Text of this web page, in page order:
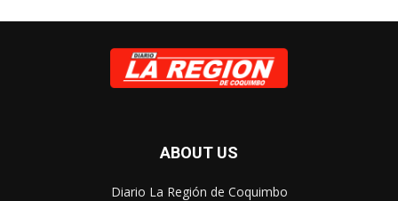
ABOUT US
Diario La Región de Coquimbo